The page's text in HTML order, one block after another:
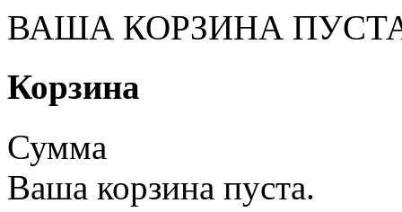
ВАША КОРЗИНА
Корзина
Сумма
Ваша корзина пуста.